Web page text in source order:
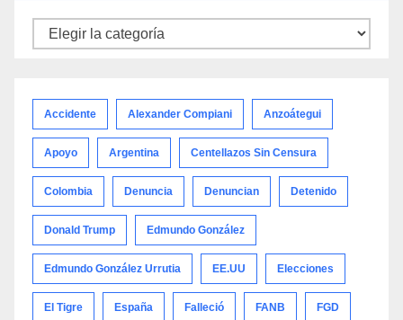
Noticias
Accidente Alexander Compiani Anzoátegui
Apoyo Argentina Centellazos Sin Censura
Colombia Denuncia Denuncian Detenido
Donald Trump Edmundo González
Edmundo González Urrutia EE.UU Elecciones
El Tigre España Falleció FANB FGD